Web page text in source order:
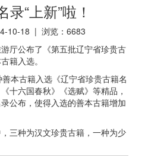
“上新”啦！
10-18 | 浏览： 6683
公布了《第五批辽宁省珍贵古
籍入选。
古籍入选《辽宁省珍贵古籍名
十六国春秋》《选赋》等精品，
公布，使得入选的善本古籍增加
种为汉文珍贵古籍，一种为少